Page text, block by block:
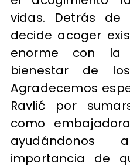
vidas. Detrás
decide acoger
enorme con la
bienestar de
Agradecemos
Ravlić por
como
importancia de